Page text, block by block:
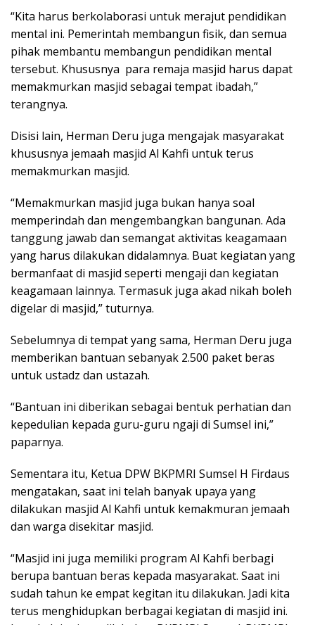
“Kita harus berkolaborasi untuk merajut pendidikan
mental ini. Pemerintah membangun fisik, dan semua
pihak membantu membangun pendidikan mental
tersebut. Khususnya para remaja masjid harus dapat
memakmurkan masjid sebagai tempat ibadah,”
terangnya.
Disisi lain, Herman Deru juga mengajak masyarakat
khususnya jemaah masjid Al Kahfi untuk terus
memakmurkan masjid.
“Memakmurkan masjid juga bukan hanya soal
memperindah dan mengembangkan bangunan. Ada
tanggung jawab dan semangat aktivitas keagamaan
yang harus dilakukan didalamnya. Buat kegiatan yang
bermanfaat di masjid seperti mengaji dan kegiatan
keagamaan lainnya. Termasuk juga akad nikah boleh
digelar di masjid,” tuturnya.
Sebelumnya di tempat yang sama, Herman Deru juga
memberikan bantuan sebanyak 2.500 paket beras
untuk ustadz dan ustazah.
“Bantuan ini diberikan sebagai bentuk perhatian dan
kepedulian kepada guru-guru ngaji di Sumsel ini,”
paparnya.
Sementara itu, Ketua DPW BKPMRI Sumsel H Firdaus
mengatakan, saat ini telah banyak upaya yang
dilakukan masjid Al Kahfi untuk kemakmuran jemaah
dan warga disekitar masjid.
“Masjid ini juga memiliki program Al Kahfi berbagi
berupa bantuan beras kepada masyarakat. Saat ini
sudah tahun ke empat kegitan itu dilakukan. Jadi kita
terus menghidupkan berbagai kegiatan di masjid ini.